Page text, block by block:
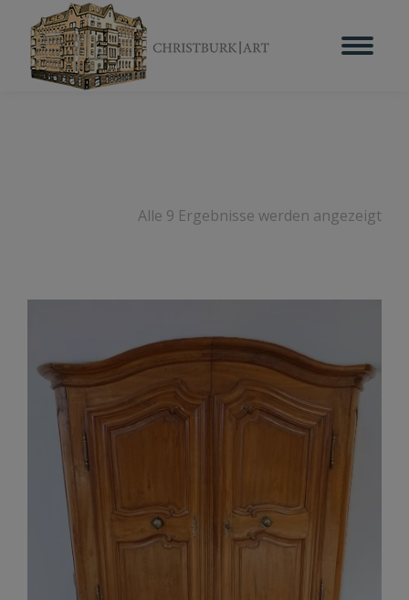
Alle 9 Ergebnisse werden angezeigt